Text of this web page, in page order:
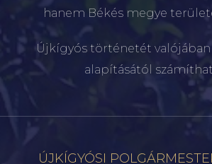
hanem Békés megye
Újkígyós történetét valójában
alapításától
ÚJKÍGYÓSI